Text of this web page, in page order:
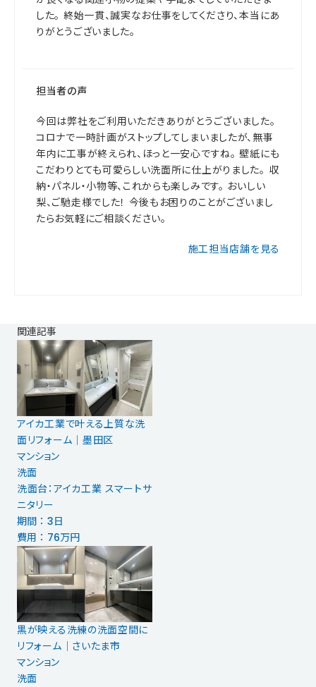
した。 終始一貫、誠実なお仕事をしてくださり、本当にあ
りがとうございました。
担当者の声
今回は弊社をご利用いただきありがとうございました。
コロナで一時計画がストップしてしまいましたが、無事
年内に工事が終えられ、ほっと一安心ですね。 壁紙にも
こだわりとても可愛らしい洗面所に仕上がりました。 収
納・パネル・小物等、これからも楽しみです。 おいしい
梨、ご馳走様でした！ 今後もお困りのことがございまし
たらお気軽にご相談ください。
施工担当店舗を見る
関連記事
アイカ工業で叶える上質な洗
面リフォーム｜墨田区
マンション
洗面
洗面台：アイカ工業 スマートサ
ニタリー
期間 ： 3日
費用 ： 76万円
黒が映える洗練の洗面空間に
リフォーム｜さいたま市
マンション
洗面